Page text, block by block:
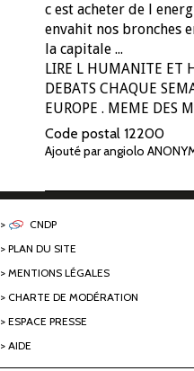
c est acheter de l
envahit nos bronches
la capitale ...
LIRE L HUMANITE ET
DEBATS CHAQUE
EUROPE . MEME DES
Code postal 12200
Ajouté par angiolo
CNDP
PLAN DU SITE
MENTIONS LÉGALES
CHARTE DE MODÉRATION
ESPACE PRESSE
AIDE